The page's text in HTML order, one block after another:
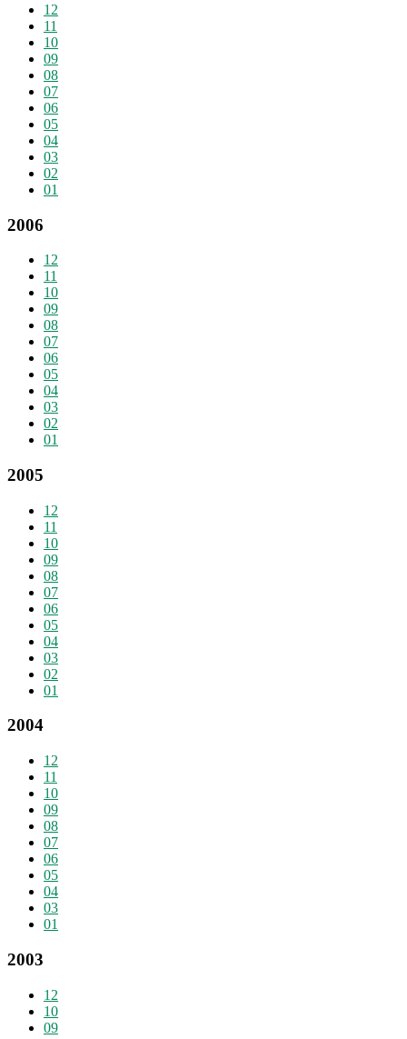
12
11
10
09
08
07
06
05
04
03
02
01
2006
12
11
10
09
08
07
06
05
04
03
02
01
2005
12
11
10
09
08
07
06
05
04
03
02
01
2004
12
11
10
09
08
07
06
05
04
03
01
2003
12
10
09